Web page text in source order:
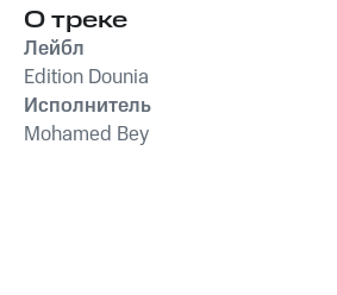
О треке
Лейбл
Edition Dounia
Исполнитель
Mohamed Bey